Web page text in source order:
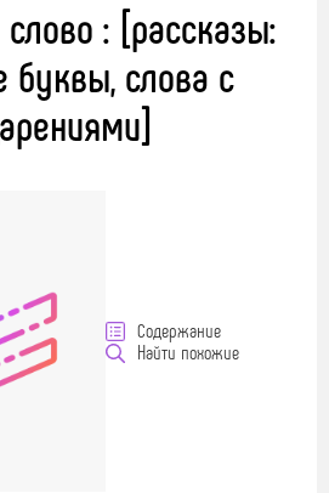
: [рассказы:
буквы, слова с
Содержание
Найти похожие